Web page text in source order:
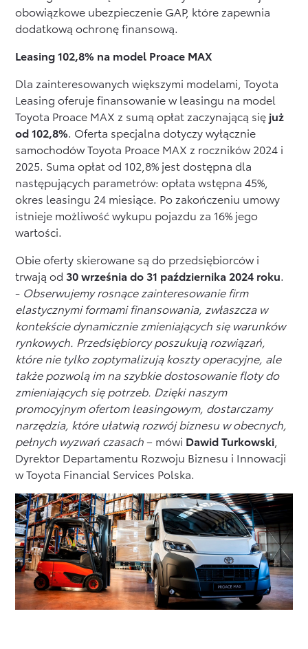
obowiązkowe ubezpieczenie GAP, które zapewnia
dodatkową ochronę finansową.
Leasing 102,8% na model Proace MAX
Dla zainteresowanych większymi modelami, Toyota
Leasing oferuje finansowanie w leasingu na model
Toyota Proace MAX z sumą opłat zaczynającą się już
od 102,8%. Oferta specjalna dotyczy wyłącznie
samochodów Toyota Proace MAX z roczników 2024 i
2025. Suma opłat od 102,8% jest dostępna dla
następujących parametrów: opłata wstępna 45%,
okres leasingu 24 miesiące. Po zakończeniu umowy
istnieje możliwość wykupu pojazdu za 16% jego
wartości.
Obie oferty skierowane są do przedsiębiorców i
trwają od 30 września do 31 października 2024 roku.
- Obserwujemy rosnące zainteresowanie firm
elastycznymi formami finansowania, zwłaszcza w
kontekście dynamicznie zmieniających się warunków
rynkowych. Przedsiębiorcy poszukują rozwiązań,
które nie tylko zoptymalizują koszty operacyjne, ale
także pozwolą im na szybkie dostosowanie floty do
zmieniających się potrzeb. Dzięki naszym
promocyjnym ofertom leasingowym, dostarczamy
narzędzia, które ułatwią rozwój biznesu w obecnych,
pełnych wyzwań czasach– mówi Dawid Turkowski
Dyrektor Departamentu Rozwoju Biznesu i Innowacji
w Toyota Financial Services Polska.